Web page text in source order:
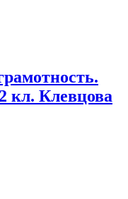
кл. Клевцова